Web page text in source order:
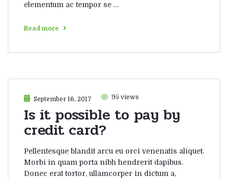
elementum ac tempor se …
Read more
September 16, 2017 95 views
Is it possible to pay by
credit card?
Pellentesque blandit arcu eu orci venenatis aliquet.
Morbi in quam porta nibh hendrerit dapibus.
Donec erat tortor, ullamcorper in dictum a,